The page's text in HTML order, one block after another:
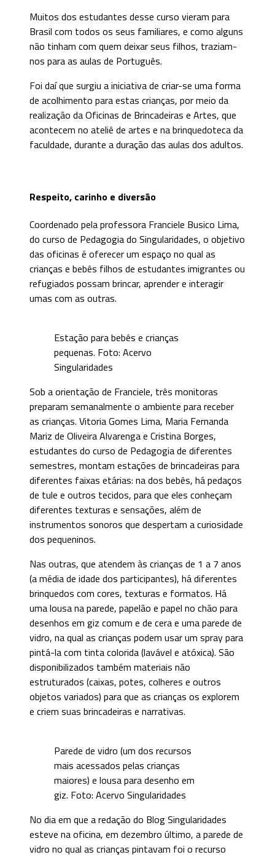
Muitos dos estudantes desse curso vieram para
Brasil com todos os seus familiares, e como alguns
não tinham com quem deixar seus filhos, traziam-
nos para as aulas de Português.
Foi daí que surgiu a iniciativa de criar-se uma forma
de acolhimento para estas crianças, por meio da
realização da Oficinas de Brincadeiras e Artes, que
acontecem no ateliê de artes e na brinquedoteca da
faculdade, durante a duração das aulas dos adultos.
Respeito, carinho e diversão
Coordenado pela professora Franciele Busico Lima,
do curso de Pedagogia do Singularidades, o objetivo
das oficinas é oferecer um espaço no qual as
crianças e bebês filhos de estudantes imigrantes ou
refugiados possam brincar, aprender e interagir
umas com as outras.
Estação para bebês e crianças
pequenas. Foto: Acervo
Singularidades
Sob a orientação de Franciele, três monitoras
preparam semanalmente o ambiente para receber
as crianças. Vitoria Gomes Lima, Maria Fernanda
Mariz de Oliveira Alvarenga e Cristina Borges,
estudantes do curso de Pedagogia de diferentes
semestres, montam estações de brincadeiras para
diferentes faixas etárias: na dos bebês, há pedaços
de tule e outros tecidos, para que eles conheçam
diferentes texturas e sensações, além de
instrumentos sonoros que despertam a curiosidade
dos pequeninos.
Nas outras, que atendem às crianças de 1 a 7 anos
(a média de idade dos participantes), há diferentes
brinquedos com cores, texturas e formatos. Há
uma lousa na parede, papelão e papel no chão para
desenhos em giz comum e de cera e uma parede de
vidro, na qual as crianças podem usar um spray para
pintá-la com tinta colorida (lavável e atóxica). São
disponibilizados também materiais não
estruturados (caixas, potes, colheres e outros
objetos variados) para que as crianças os explorem
e criem suas brincadeiras e narrativas.
Parede de vidro (um dos recursos
mais acessados pelas crianças
maiores) e lousa para desenho em
giz. Foto: Acervo Singularidades
No dia em que a redação do Blog Singularidades
esteve na oficina, em dezembro último, a parede de
vidro no qual as crianças pintavam foi o recurso